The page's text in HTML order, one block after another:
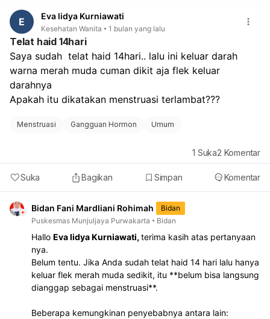
kebiasaan pornografi yang berlebihan.
Kalau hubungan seksual sudah lama tidak sehat,
sebaiknya konsultasi ke dokter urologi atau
psikiater/sexology.
Bila ada kecurigaan kecanduan pornografi, itu perlu
ditangani serius karena bisa memengaruhi gairah dan
hubungan suami istri. Kalau Anda mau, saya bisa bantu
konflik.
E Eva lidya Kurniawati
Kesehatan Wanita 1 bulan yang lalu
Telat haid 14hari
Saya sudah  telat haid 14hari.. lalu ini keluar darah
warna merah muda cuman dikit aja flek keluar
darahnya
Apakah itu dikatakan menstruasi terlambat???
Menstruasi Gangguan Hormon Umum
Suka Bagikan Simpan Komentar
1 Suka2 Komentar
Bidan Fani Mardliani Rohimah
Bidan
Puskesmas Munjuljaya Purwakarta
Bidan
Hallo Eva lidya Kurniawati, terima kasih atas pertanyaan
nya.
Belum tentu. Jika Anda sudah telat haid 14 hari lalu hanya
keluar flek merah muda sedikit, itu **belum bisa langsung
dianggap sebagai menstruasi**.
Beberapa kemungkinan penyebabnya antara lain: